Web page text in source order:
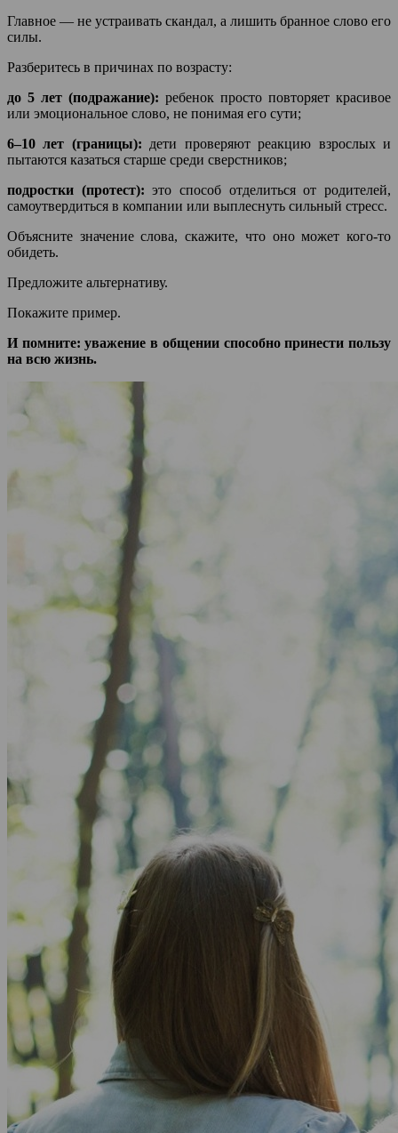
Главное — не устраивать скандал, а лишить бранное слово его
силы.
Разберитесь в причинах по возрасту:
до 5 лет (подражание): ребенок просто повторяет красивое
или эмоциональное слово, не понимая его сути;
6–10 лет (границы): дети проверяют реакцию взрослых и
пытаются казаться старше среди сверстников;
подростки (протест):это способ отделиться от родителей,
самоутвердиться в компании или выплеснуть сильный стресс.
Объясните значение слова, скажите, что оно может кого-то
обидеть.
Предложите альтернативу.
Покажите пример.
И помните: уважение в общении способно принести пользу
на всю жизнь.